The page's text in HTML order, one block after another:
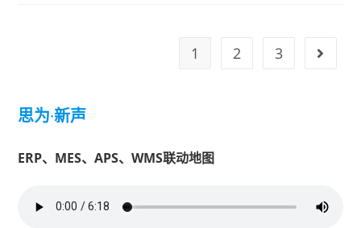
1 2 3
思为·新声
ERP、MES、APS、WMS联动地图